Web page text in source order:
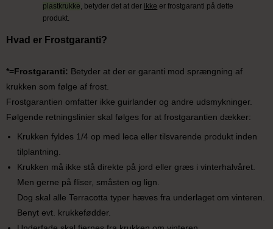
plastkrukke, betyder det at der ikke er frostgaranti på dette
produkt.
Hvad er Frostgaranti?
*=Frostgaranti: Betyder at der er garanti mod sprængning af
krukken som følge af frost.
Frostgarantien omfatter ikke guirlander og andre udsmykninger.
Følgende retningslinier skal følges for at frostgarantien dækker:
Krukken fyldes 1/4 op med leca eller tilsvarende produkt inden
tilplantning.
Krukken må ikke stå direkte på jord eller græs i vinterhalvåret.
Men gerne på fliser, småsten og lign.
Dog skal alle Terracotta typer hæves fra underlaget om vinteren.
Benyt evt. krukkefødder.